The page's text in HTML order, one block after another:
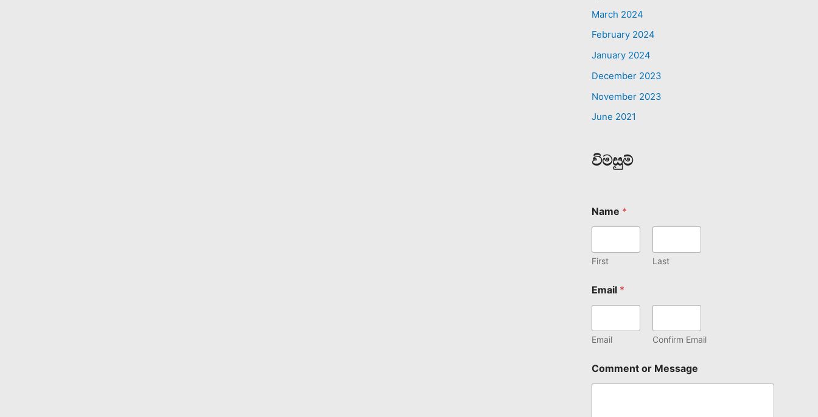
March 2024
February 2024
January 2024
December 2023
November 2023
June 2021
විමසුම්
Name *
First Last
Email *
Email Confirm Email
Comment or Message